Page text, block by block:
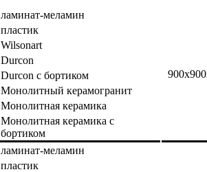
ламинат-меламин
пластик
Wilsonart
Durcon
Durcon с бортиком
Монолитный керамогранит
Монолитная керамика
Монолитная керамика с
бортиком
ламинат-меламин
пластик